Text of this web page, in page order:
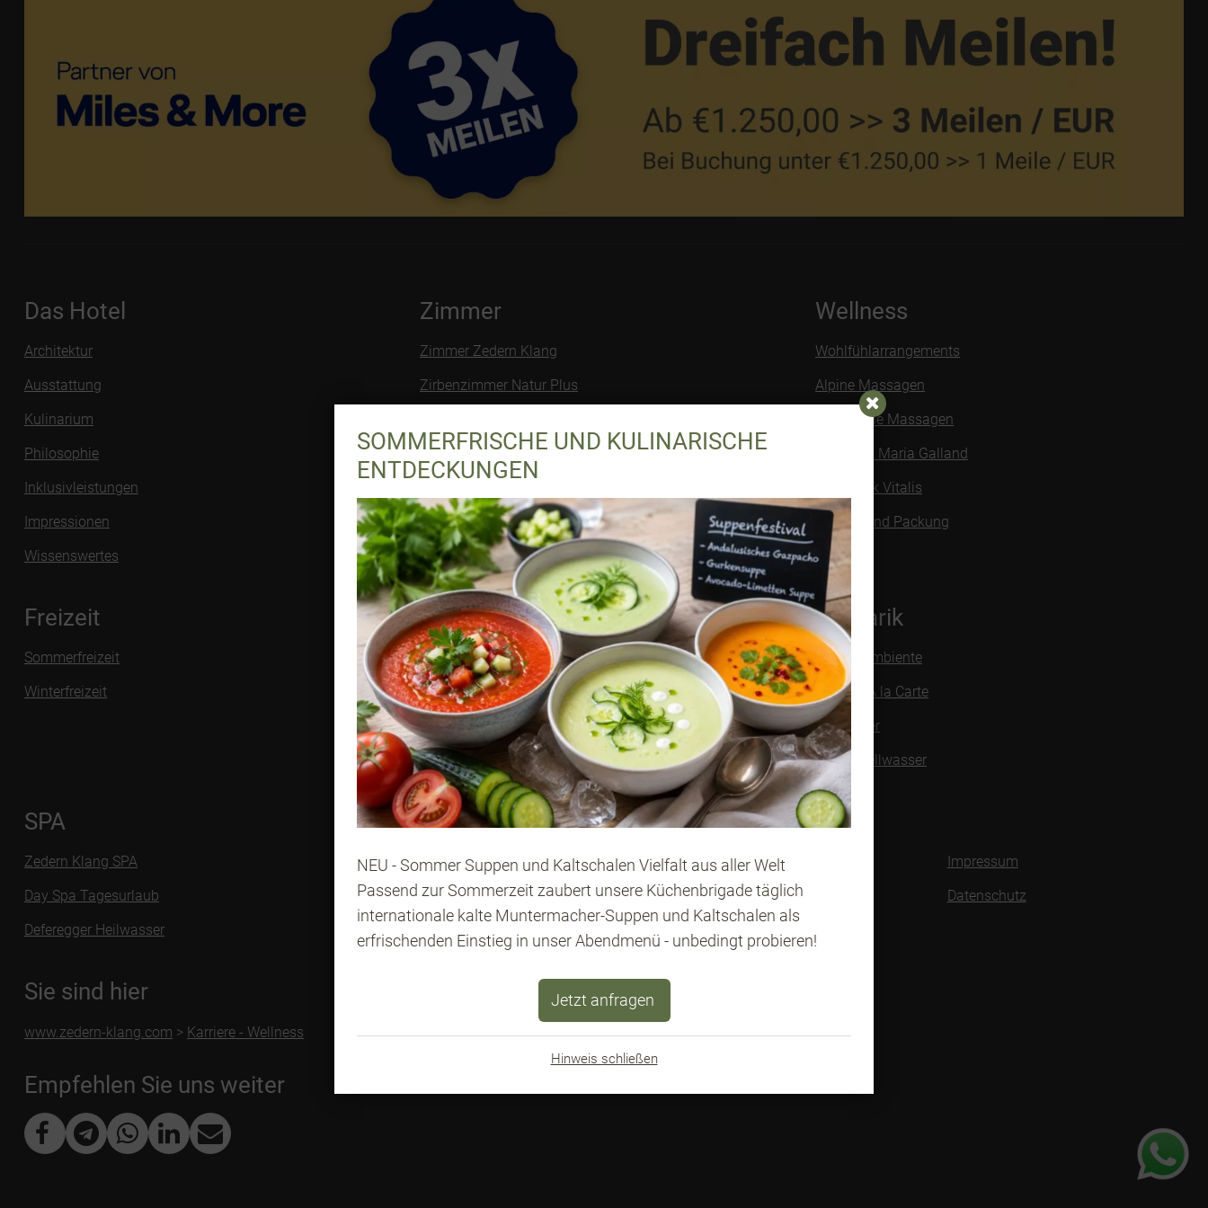
Das Hotel
Architektur
Ausstattung
Kulinarium
Philosophie
Inklusivleistungen
Impressionen
Wissenswertes
Zimmer
Zimmer Zedern Klang
Zirbenzimmer Natur Plus
Familiensuite Deluxe
Kaminsuite Defereggental
Wellness
Wohlfühlarrangements
Alpine Massagen
Klassische Massagen
Kosmetik Maria Galland
Kostmetik Vitalis
Peeling und Packung
Freizeit
Sommerfreizeit
Winterfreizeit
Angebote
Sommerangebote
Sommerpreise
Winterangebote
Winterpreise
Kulinarik
Genussambiente
Menü & À la Carte
Weinkeller
Alpenquellwasser
SPA
Zedern Klang SPA
Day Spa Tagesurlaub
Deferegger Heilwasser
Zedern Klang Info
Online anfragen
Online buchen
Gutschein
Newsletter
Impressum
Datenschutz
Sie sind hier
www.zedern-klang.com > Karriere - Wellness
Empfehlen Sie uns weiter
SOMMERFRISCHE UND KULINARISCHE
ENTDECKUNGEN
NEU - Sommer Suppen und Kaltschalen Vielfalt aus aller Welt
Passend zur Sommerzeit zaubert unsere Küchenbrigade täglich
internationale kalte Muntermacher-Suppen und Kaltschalen als
erfrischenden Einstieg in unser Abendmenü - unbedingt probieren!
Jetzt anfragen
Hinweis schließen